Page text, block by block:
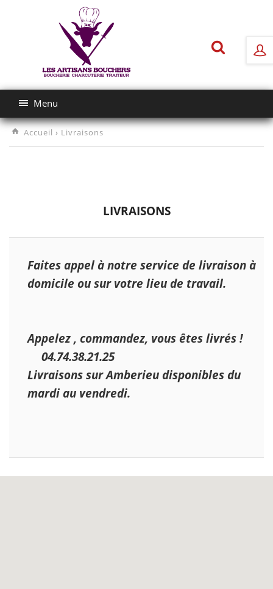
Menu
Accueil › Livraisons
LIVRAISONS
Faites appel à notre service de livraison à
domicile ou sur votre lieu de travail.
Appelez , commandez, vous êtes livrés !
04.74.38.21.25
Livraisons sur Amberieu disponibles du
mardi au vendredi.